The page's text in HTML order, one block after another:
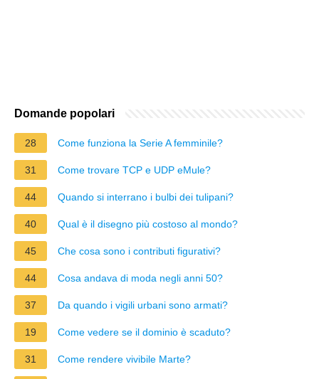
Domande popolari
28 Come funziona la Serie A femminile?
31 Come trovare TCP e UDP eMule?
44 Quando si interrano i bulbi dei tulipani?
40 Qual è il disegno più costoso al mondo?
45 Che cosa sono i contributi figurativi?
44 Cosa andava di moda negli anni 50?
37 Da quando i vigili urbani sono armati?
19 Come vedere se il dominio è scaduto?
31 Come rendere vivibile Marte?